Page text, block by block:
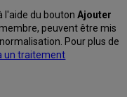
l'aide du boutonAjouter
peuvent être mis
Pour plus de
un traitement